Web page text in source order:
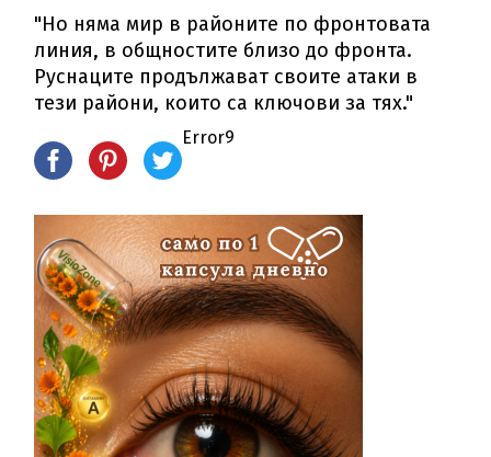
"Но няма мир в районите по фронтовата
линия, в общностите близо до фронта.
Руснаците продължават своите атаки в
тези райони, които са ключови за тях."
Error9